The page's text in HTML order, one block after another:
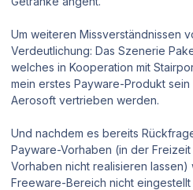
Um weiteren Missverständnissen
Verdeutlichung: Das Szenerie
welches in Kooperation mit
mein erstes Payware-Produkt sein
Aerosoft vertrieben werden.
Und nachdem es bereits
Payware-Vorhaben (in der
Vorhaben nicht realisieren lassen)
Freeware-Bereich nicht